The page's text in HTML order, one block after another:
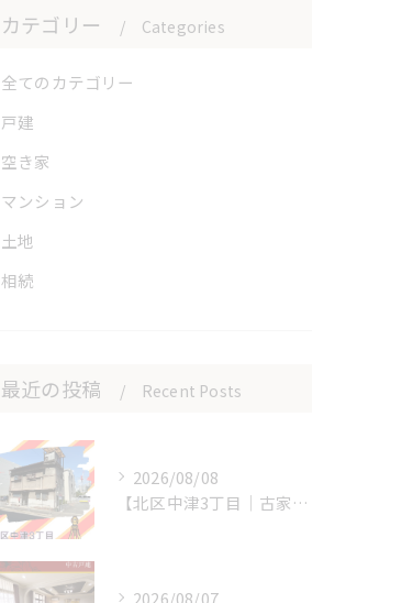
カテゴリー Categories
全てのカテゴリー
戸建
空き家
マンション
土地
相続
最近の投稿 Recent Posts
2026/08/08
【北区中津3丁目｜古家付き売土地】🏡✨
2026/08/07